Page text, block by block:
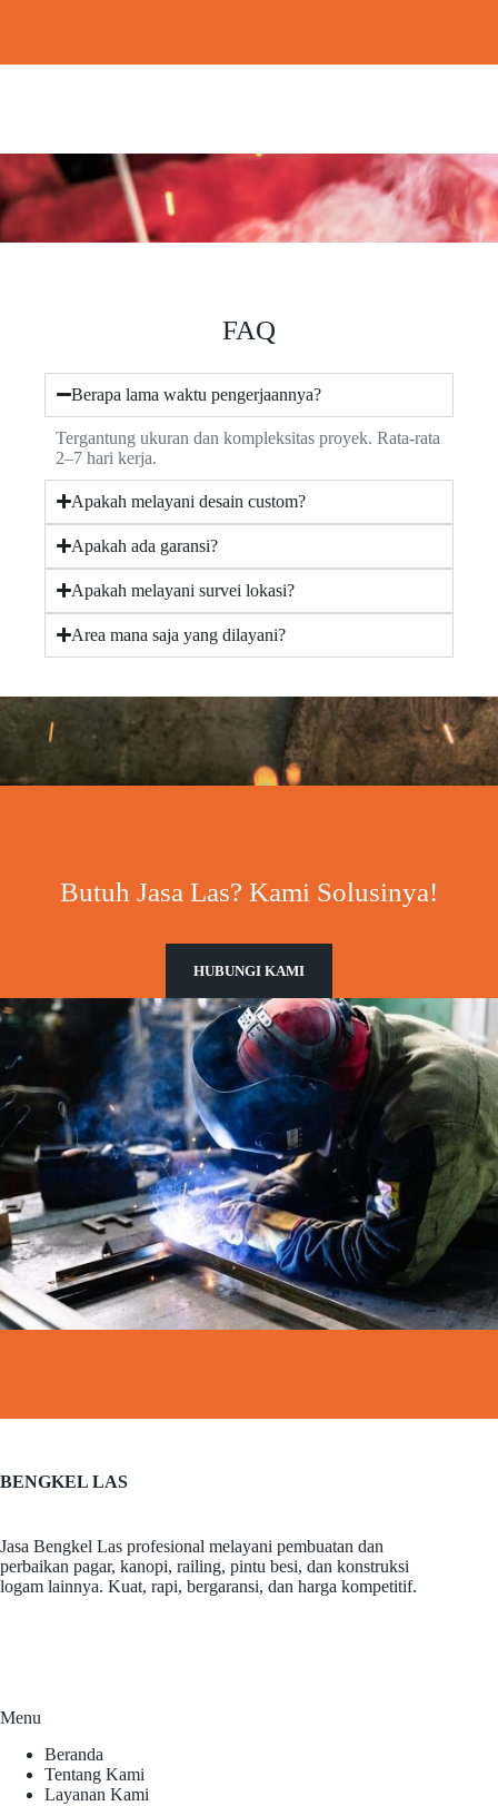
FAQ
Berapa lama waktu pengerjaannya?
Tergantung ukuran dan kompleksitas proyek. Rata-rata
2–7 hari kerja.
Apakah melayani desain custom?
Apakah ada garansi?
Apakah melayani survei lokasi?
Area mana saja yang dilayani?
Butuh Jasa Las? Kami Solusinya!
HUBUNGI KAMI
BENGKEL LAS
Jasa Bengkel Las profesional melayani pembuatan dan
perbaikan pagar, kanopi, railing, pintu besi, dan konstruksi
logam lainnya. Kuat, rapi, bergaransi, dan harga kompetitif.
Menu
Beranda
Tentang Kami
Layanan Kami